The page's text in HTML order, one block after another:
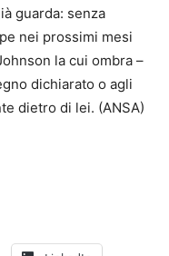
guarda: senza
nei prossimi mesi
la cui ombra –
dichiarato o agli
dietro di lei. (ANSA)